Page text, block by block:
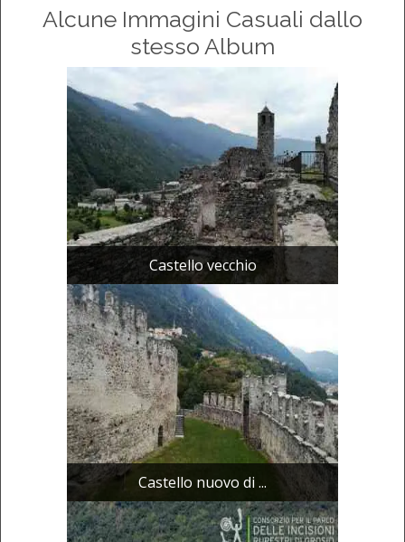
Alcune Immagini Casuali dallo
stesso Album
Castello vecchio
Castello nuovo di ...